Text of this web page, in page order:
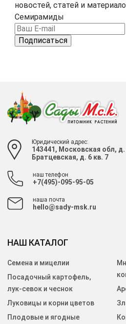
новостей, статей и
Семирамиды
Юридический адрес:
143441, Московская обл,
Братцевская, д. 6 кв. 7
наш телефон
+7(495)-095-95-05
наша почта
hello@sady-msk.ru
НАШ КАТАЛОГ
Семена и мицелии
Посадочный картофель,
лук-севок и чеснок
Луковицы и корни цветов
Плодовые и ягодные